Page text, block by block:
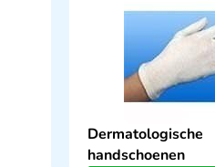
Dermatologische
handschoenen